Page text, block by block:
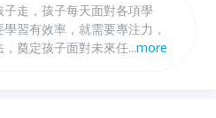
走，孩子每天面對各項學
習有效率，就需要專注力，
奠定孩子面對未來任何挑戰
...more